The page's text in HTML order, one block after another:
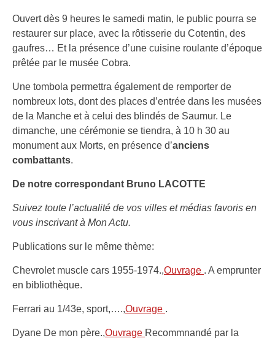
Ouvert dès 9 heures le samedi matin, le public pourra se
restaurer sur place, avec la rôtisserie du Cotentin, des
gaufres… Et la présence d’une cuisine roulante d’époque
prêtée par le musée Cobra.
Une tombola permettra également de remporter de
nombreux lots, dont des places d’entrée dans les musées
de la Manche et à celui des blindés de Saumur. Le
dimanche, une cérémonie se tiendra, à 10 h 30 au
monument aux Morts, en présence d’anciens
combattants.
De notre correspondant Bruno LACOTTE
Suivez toute l’actualité de vos villes et médias favoris en
vous inscrivant à Mon Actu.
Publications sur le même thème:
Chevrolet muscle cars 1955-1974.,Ouvrage . A emprunter
en bibliothèque.
Ferrari au 1/43e, sport,….,Ouvrage .
Dyane De mon père.,Ouvrage Recommnandé par la